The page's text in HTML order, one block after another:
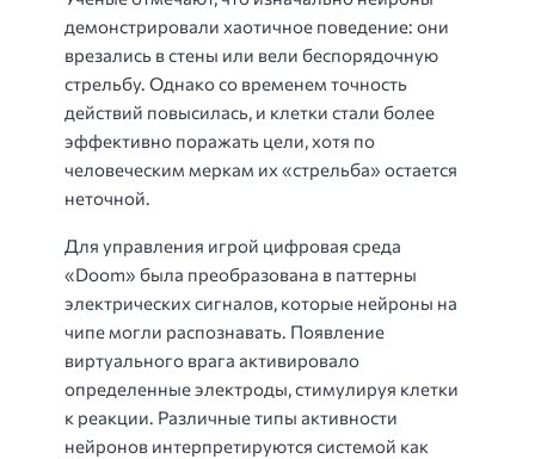
демонстрировали хаотичное поведение: они
врезались в стены или вели беспорядочную
стрельбу. Однако со временем точность
действий повысилась, и клетки стали более
эффективно поражать цели, хотя по
человеческим меркам их «стрельба» остается
неточной.
Для управления игрой цифровая среда
«Doom» была преобразована в паттерны
электрических сигналов, которые нейроны на
чипе могли распознавать. Появление
виртуального врага активировало
определенные электроды, стимулируя клетки
к реакции. Различные типы активности
нейронов интерпретируются системой как